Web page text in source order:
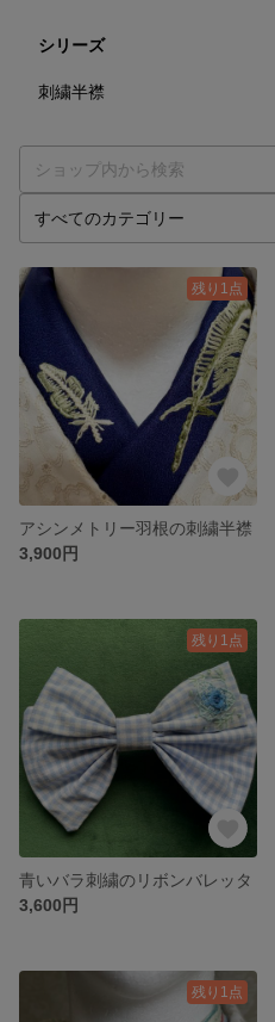
シリーズ
刺繍半襟
残り1点
アシンメトリー羽根の刺繍半襟
3,900円
残り1点
青いバラ刺繍のリボンバレッタ
3,600円
残り1点